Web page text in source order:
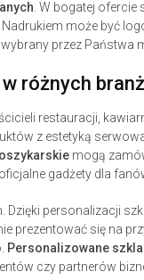
. W bogatej
może być
przez Państwa
różnych
restauracji,
z estetyką
mogą
gadżety dla
personalizacji
się na
Personalizowane
czy partnerów